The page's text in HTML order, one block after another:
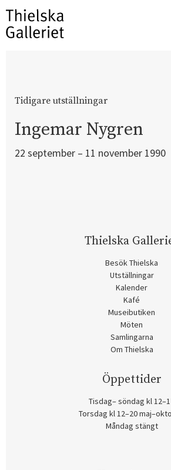
Tidigare utställningar
Ingemar Nygren
22 september – 11 november 1990
Thielska
Besök Thielska
Utställningar
Kalender
Kafé
Museibutiken
Möten
Samlingarna
Om Thielska
Öppettider
Tisdag– söndag kl
Torsdag kl 12–20
Måndag stängt